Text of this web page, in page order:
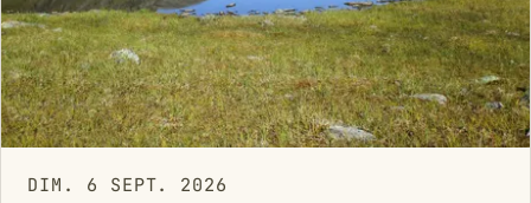
DIM. 6 SEPT. 2026